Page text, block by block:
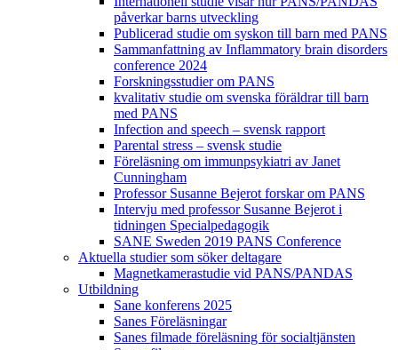
påverkar barns utveckling
Publicerad studie om syskon till barn med PANS
Sammanfattning av Inflammatory brain disorders
conference 2024
Forskningsstudier om PANS
kvalitativ studie om svenska föräldrar till barn
med PANS
Infection and speech – svensk rapport
Parental stress – svensk studie
Föreläsning om immunpsykiatri av Janet
Cunningham
Professor Susanne Bejerot forskar om PANS
Intervju med professor Susanne Bejerot i
tidningen Specialpedagogik
SANE Sweden 2019 PANS Conference
Aktuella studier som söker deltagare
Magnetkamerastudie vid PANS/PANDAS
Utbildning
Sane konferens 2025
Sanes Föreläsningar
Sanes filmade föreläsning för socialtjänsten